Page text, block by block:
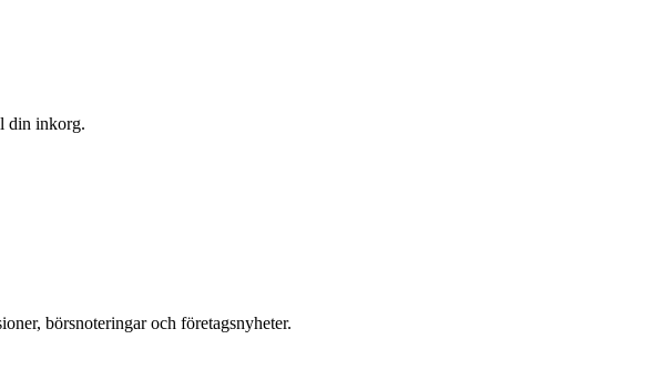
din inkorg.
börsnoteringar och företagsnyheter.